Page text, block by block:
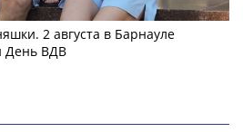
2 августа в Барнауле
День ВДВ